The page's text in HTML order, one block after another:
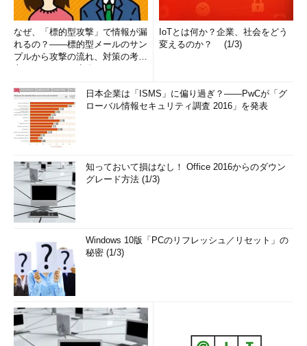
なぜ、「標的型攻撃」で情報が漏
れるの？――標的型メールのサン
プルから攻撃の流れ、対策の考え
IoTとは何か？企業、社会をどう
変えるのか？ (1/3)
日本企業は「ISMS」に偏り過ぎ？――PwCが「グ
ローバル情報セキュリティ調査 2016」を発表
知っておいて損はなし！ Office 2016からのダウン
グレード方法 (1/3)
Windows 10版「PCのリフレッシュ／リセット」の
秘密 (1/3)